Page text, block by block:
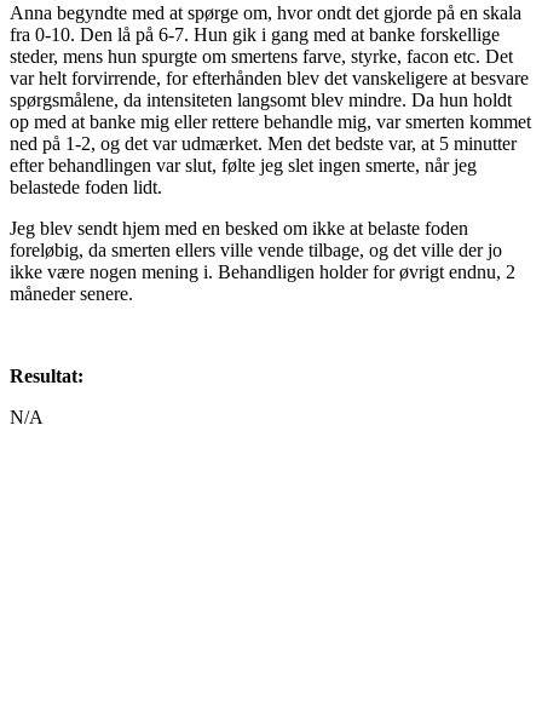
Anna begyndte med at spørge om, hvor ondt det gjorde på en skala
fra 0-10. Den lå på 6-7. Hun gik i gang med at banke forskellige
steder, mens hun spurgte om smertens farve, styrke, facon etc. Det
var helt forvirrende, for efterhånden blev det vanskeligere at besvare
spørgsmålene, da intensiteten langsomt blev mindre. Da hun holdt
op med at banke mig eller rettere behandle mig, var smerten kommet
ned på 1-2, og det var udmærket. Men det bedste var, at 5 minutter
efter behandlingen var slut, følte jeg slet ingen smerte, når jeg
belastede foden lidt.
Jeg blev sendt hjem med en besked om ikke at belaste foden
foreløbig, da smerten ellers ville vende tilbage, og det ville der jo
ikke være nogen mening i. Behandligen holder for øvrigt endnu, 2
måneder senere.
Resultat:
N/A